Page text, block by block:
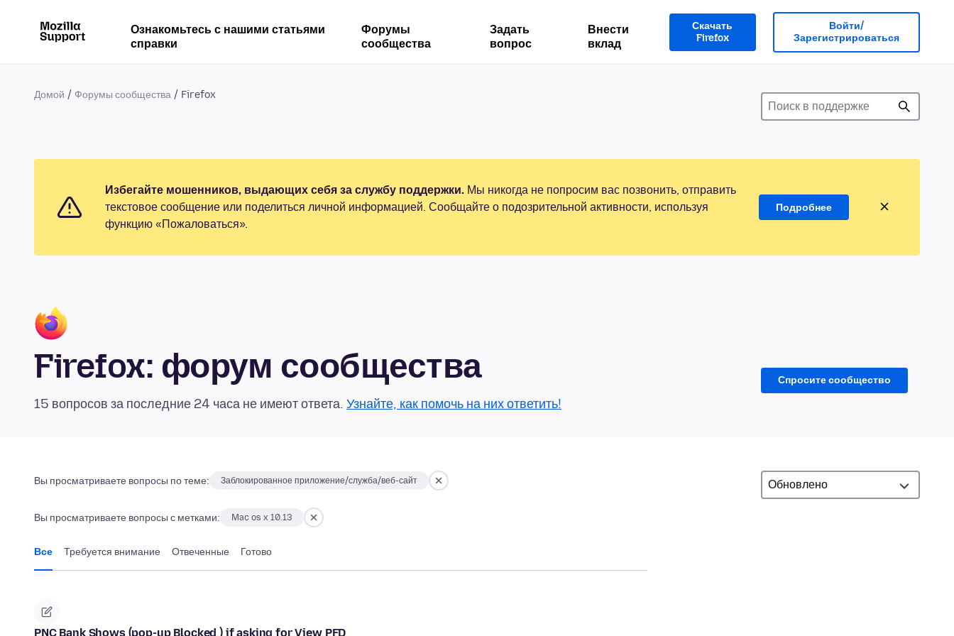
Ознакомьтесь с нашими статьями
справки
Форумы
сообщества
Задать
вопрос
Внести
вклад
Скачать
Firefox
Войти/
Зарегистрироваться
Домой Форумы сообщества Firefox
Избегайте мошенников, выдающих себя за службу поддержки. Мы никогда не попросим вас позвонить, отправить
текстовое сообщение или поделиться личной информацией. Сообщайте о подозрительной активности, используя
функцию «Пожаловаться».
Подробнее
Firefox: форум сообщества
15 вопросов за последние 24 часа не имеют ответа. Узнайте, как помочь на них ответить!
Спросите сообщество
Вы просматриваете вопросы по теме: Заблокированное приложение/служба/веб-сайт
Вы просматриваете вопросы с метками: Mac os x 10.13
Все Требуется внимание Отвеченные Готово
PNC Bank Shows (pop-up Blocked ) if asking for View PFD